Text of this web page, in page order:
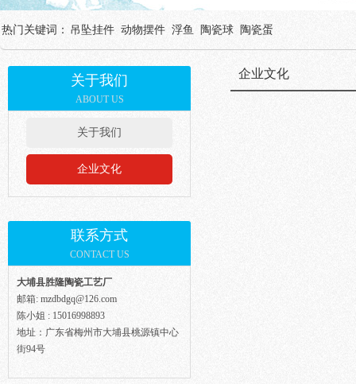
热门关键词： 吊坠挂件 动物摆件 浮鱼 陶瓷球 陶瓷蛋
关于我们
ABOUT US
关于我们
企业文化
联系方式
CONTACT US
大埔县胜隆陶瓷工艺厂
邮箱: mzdbdgq@126.com
陈小姐 : 15016998893
地址：广东省梅州市大埔县桃源镇中心
街94号
企业文化